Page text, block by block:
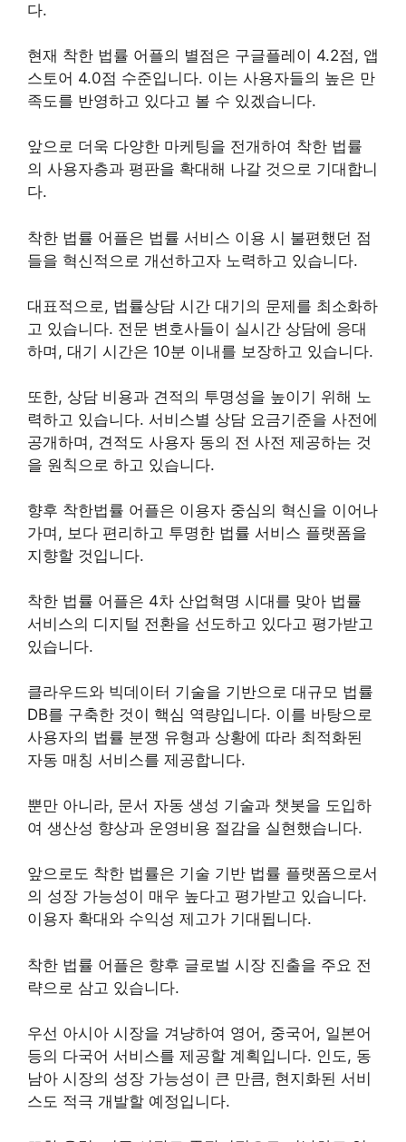
다.
현재 착한 법률 어플의 별점은 구글플레이 4.2점, 앱
스토어 4.0점 수준입니다. 이는 사용자들의 높은 만
족도를 반영하고 있다고 볼 수 있겠습니다.
앞으로 더욱 다양한 마케팅을 전개하여 착한 법률
의 사용자층과 평판을 확대해 나갈 것으로 기대합니
다.
착한 법률 어플은 법률 서비스 이용 시 불편했던 점
들을 혁신적으로 개선하고자 노력하고 있습니다.
대표적으로, 법률상담 시간 대기의 문제를 최소화하
고 있습니다. 전문 변호사들이 실시간 상담에 응대
하며, 대기 시간은 10분 이내를 보장하고 있습니다.
또한, 상담 비용과 견적의 투명성을 높이기 위해 노
력하고 있습니다. 서비스별 상담 요금기준을 사전에
공개하며, 견적도 사용자 동의 전 사전 제공하는 것
을 원칙으로 하고 있습니다.
향후 착한법률 어플은 이용자 중심의 혁신을 이어나
가며, 보다 편리하고 투명한 법률 서비스 플랫폼을
지향할 것입니다.
착한 법률 어플은 4차 산업혁명 시대를 맞아 법률
서비스의 디지털 전환을 선도하고 있다고 평가받고
있습니다.
클라우드와 빅데이터 기술을 기반으로 대규모 법률
DB를 구축한 것이 핵심 역량입니다. 이를 바탕으로
사용자의 법률 분쟁 유형과 상황에 따라 최적화된
자동 매칭 서비스를 제공합니다.
뿐만 아니라, 문서 자동 생성 기술과 챗봇을 도입하
여 생산성 향상과 운영비용 절감을 실현했습니다.
앞으로도 착한 법률은 기술 기반 법률 플랫폼으로서
의 성장 가능성이 매우 높다고 평가받고 있습니다.
이용자 확대와 수익성 제고가 기대됩니다.
착한 법률 어플은 향후 글로벌 시장 진출을 주요 전
략으로 삼고 있습니다.
우선 아시아 시장을 겨냥하여 영어, 중국어, 일본어
등의 다국어 서비스를 제공할 계획입니다. 인도, 동
남아 시장의 성장 가능성이 큰 만큼, 현지화된 서비
스도 적극 개발할 예정입니다.